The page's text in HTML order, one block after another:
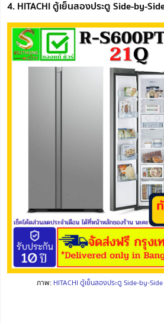
4. HITACHI ตู้เย็นสองประตู Side-by-
ภาพ: HITACHI ตู้เย็นสองประตู Side-by-